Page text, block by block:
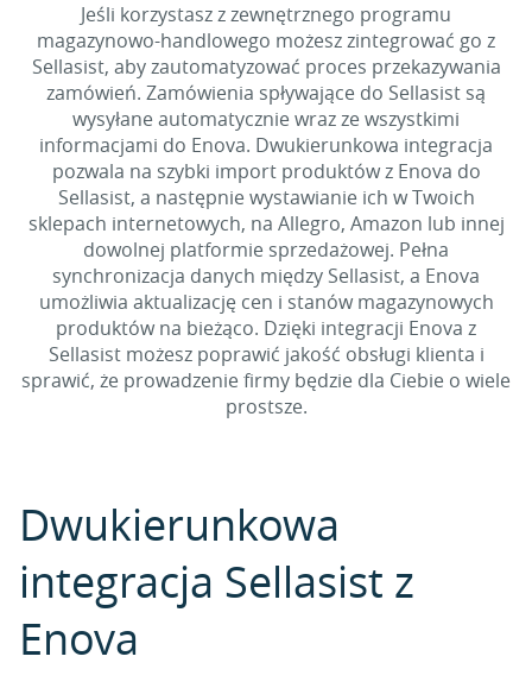
Jeśli korzystasz z zewnętrznego programu
magazynowo-handlowego możesz zintegrować go z
Sellasist, aby zautomatyzować proces przekazywania
zamówień. Zamówienia spływające do Sellasist są
wysyłane automatycznie wraz ze wszystkimi
informacjami do Enova. Dwukierunkowa integracja
pozwala na szybki import produktów z Enova do
Sellasist, a następnie wystawianie ich w Twoich
sklepach internetowych, na Allegro, Amazon lub innej
dowolnej platformie sprzedażowej. Pełna
synchronizacja danych między Sellasist, a Enova
umożliwia aktualizację cen i stanów magazynowych
produktów na bieżąco. Dzięki integracji Enova z
Sellasist możesz poprawić jakość obsługi klienta i
sprawić, że prowadzenie firmy będzie dla Ciebie o wiele
prostsze.
Dwukierunkowa
integracja Sellasist z
Enova